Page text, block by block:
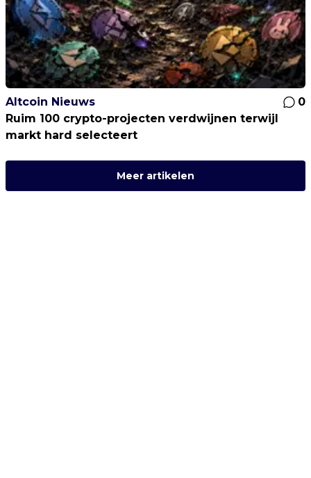
Altcoin Nieuws
0
Ruim 100 crypto-projecten verdwijnen terwijl
markt hard selecteert
Meer artikelen